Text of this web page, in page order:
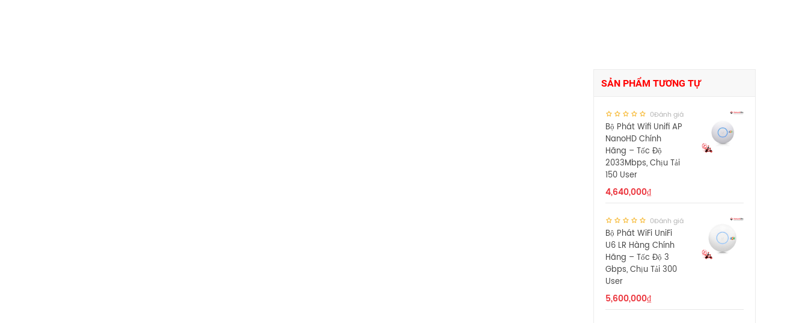
SẢN PHẨM TƯƠNG TỰ
0Đánh giá
Bộ Phát Wifi Unifi AP
NanoHD Chính
Hãng – Tốc Độ
2033Mbps, Chịu Tải
150 User
4,640,000₫
0Đánh giá
Bộ Phát WiFi UniFi
U6 LR Hàng Chính
Hãng – Tốc Độ 3
Gbps, Chịu Tải 300
User
5,600,000₫